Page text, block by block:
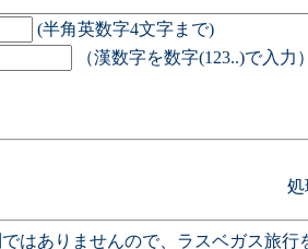
(半角英数字4文字まで)
（漢数字を数字(123..)で入力
処
はありませんので、ラスベガス旅